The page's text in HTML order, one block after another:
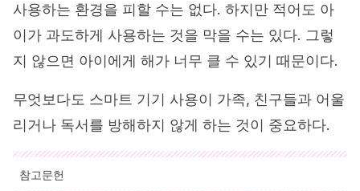
사용하는 환경을 피할 수는 없다. 하지만 적어도 아
이가 과도하게 사용하는 것을 막을 수는 있다. 그렇
지 않으면 아이에게 해가 너무 클 수 있기 때문이다.
무엇보다도 스마트 기기 사용이 가족, 친구들과 어울
리거나 독서를 방해하지 않게 하는 것이 중요하다.
참고문헌